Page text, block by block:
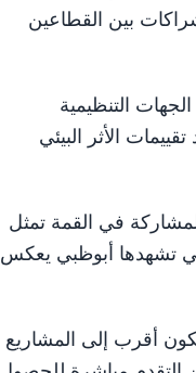
بين القطاعين
التنظيمية
الأثر البيئي
في القمة تمثل
تشهدها أبوظبي يعكس
أقرب إلى المشاريع